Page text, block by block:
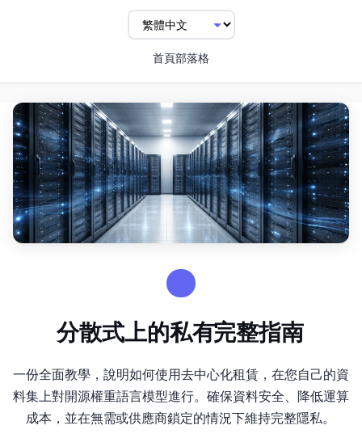
首頁部落格
分散式GPU上的私有LLM Fine-Tuning完整指南
一份全面教學，說明如何使用去中心化GPU租賃，在您自己的資
料集上對開源權重語言模型進行fine-tuning。確保資料安全、降低運算
成本，並在無需KYC或供應商鎖定的情況下維持完整隱私。